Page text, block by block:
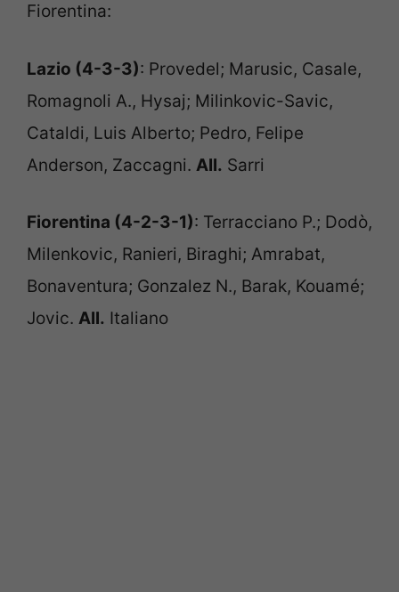
Fiorentina:
Lazio (4-3-3): Provedel; Marusic, Casale,
Romagnoli A., Hysaj; Milinkovic-Savic,
Cataldi, Luis Alberto; Pedro, Felipe
Anderson, Zaccagni. All. Sarri
Fiorentina (4-2-3-1): Terracciano P.; Dodò,
Milenkovic, Ranieri, Biraghi; Amrabat,
Bonaventura; Gonzalez N., Barak, Kouamé;
Jovic. All. Italiano